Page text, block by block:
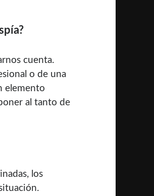
cuenta.
o de una
elemento
al tanto de
los